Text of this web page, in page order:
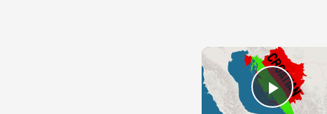
Play